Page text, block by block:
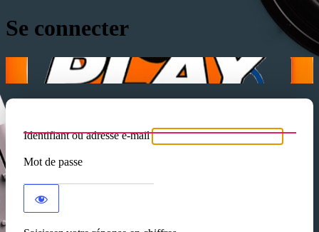
Se connecter
Identifiant ou adresse e-mail
Mot de passe